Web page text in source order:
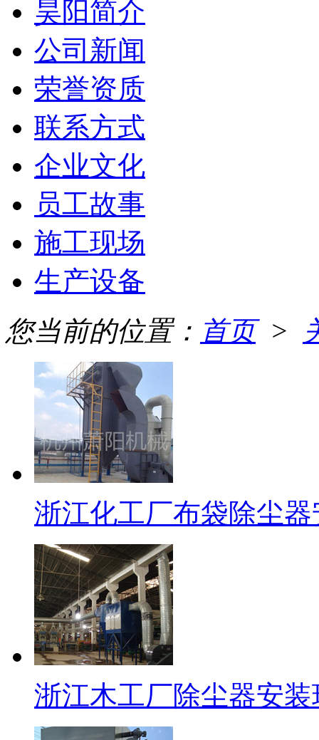
昊阳简介
公司新闻
荣誉资质
联系方式
企业文化
员工故事
施工现场
生产设备
您当前的位置： 首页>
浙江化工厂布袋除尘
浙江木工厂除尘器安装